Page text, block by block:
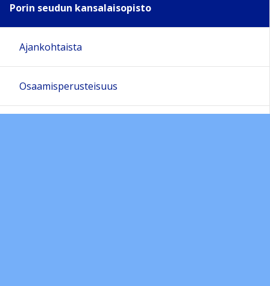
Porin seudun kansalaisopisto
Ajankohtaista
Osaamisperusteisuus